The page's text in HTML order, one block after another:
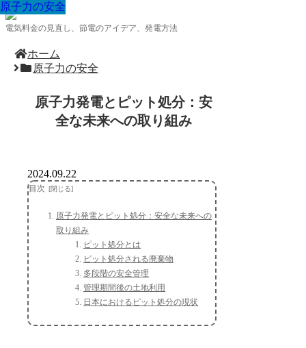
電気料金の見直し、節電のアイデア、発電方法
ホーム
原子力の安全
原子力発電とピット処分：安
全な未来への取り組み
原子力の安全
2024.09.22
目次
原子力発電とピット処分：安全な未来への
取り組み
ピット処分とは
ピット処分される廃棄物
多段階の安全管理
管理期間後の土地利用
日本におけるピット処分の現状
原子力の安全
原子力の安全
原子力の安全
原子力の安全
原子力の安全
原子力の安全
原子力の安全
原子力の安全